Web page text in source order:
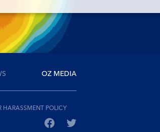
OZ MEDIA
HARASSMENT POLICY